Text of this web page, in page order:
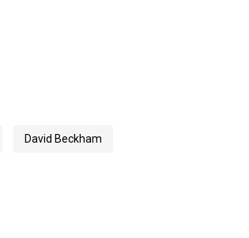
David Beckham